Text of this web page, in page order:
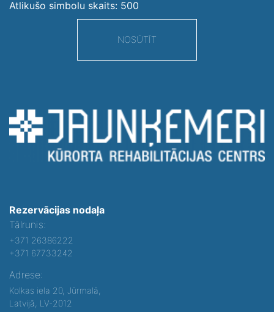
Atlikušo simbolu skaits: 500
NOSŪTĪT
Rezervācijas nodaļa
Tālrunis:
+371 26386222
+371 67733242
Adrese:
Kolkas iela 20, Jūrmalā,
Latvijā, LV-2012